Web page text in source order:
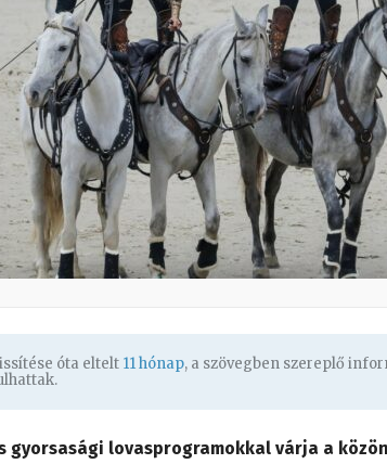
óta eltelt 11 hónap, a szövegben szereplő
gyorsasági lovasprogramokkal várja a